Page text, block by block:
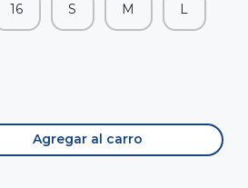
16 S M L
Agregar al carro